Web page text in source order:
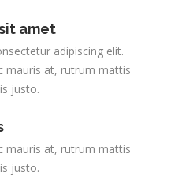
amet
adipiscing elit.
mauris at, rutrum mattis
justo.
mauris at, rutrum mattis
justo.